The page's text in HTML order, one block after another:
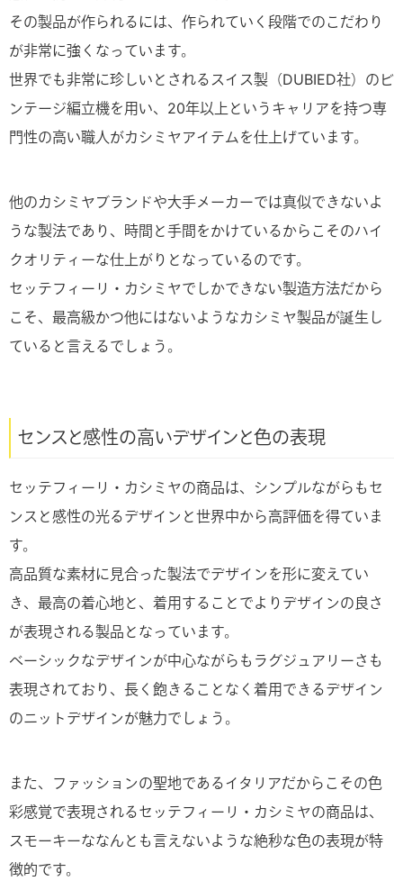
その製品が作られるには、作られていく段階でのこだわり
が非常に強くなっています。
世界でも非常に珍しいとされるスイス製（DUBIED社）のビ
ンテージ編立機を用い、20年以上というキャリアを持つ専
門性の高い職人がカシミヤアイテムを仕上げています。
他のカシミヤブランドや大手メーカーでは真似できないよ
うな製法であり、時間と手間をかけているからこそのハイ
クオリティーな仕上がりとなっているのです。
セッテフィーリ・カシミヤでしかできない製造方法だから
こそ、最高級かつ他にはないようなカシミヤ製品が誕生し
ていると言えるでしょう。
センスと感性の高いデザインと色の表現
セッテフィーリ・カシミヤの商品は、シンプルながらもセ
ンスと感性の光るデザインと世界中から高評価を得ていま
す。
高品質な素材に見合った製法でデザインを形に変えてい
き、最高の着心地と、着用することでよりデザインの良さ
が表現される製品となっています。
ベーシックなデザインが中心ながらもラグジュアリーさも
表現されており、長く飽きることなく着用できるデザイン
のニットデザインが魅力でしょう。
また、ファッションの聖地であるイタリアだからこその色
彩感覚で表現されるセッテフィーリ・カシミヤの商品は、
スモーキーななんとも言えないような絶秒な色の表現が特
徴的です。